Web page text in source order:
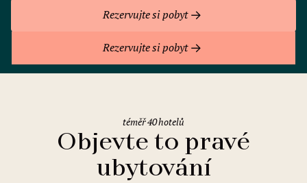
Rezervujte si pobyt
Rezervujte si pobyt
Objevte to pravé
ubytování
téměř 40 hotelů